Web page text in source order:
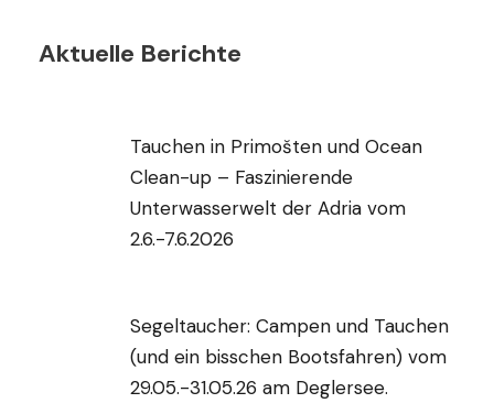
Aktuelle Berichte
Tauchen in Primošten und Ocean
Clean-up – Faszinierende
Unterwasserwelt der Adria vom
2.6.-7.6.2026
Segeltaucher: Campen und Tauchen
(und ein bisschen Bootsfahren) vom
29.05.-31.05.26 am Deglersee.